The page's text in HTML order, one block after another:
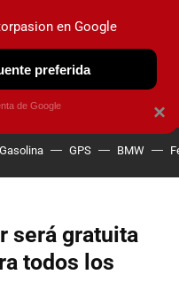
OBSERVATORIO
Gasolina GPS BMW
será gratuita
todos los
×
en Google
preferida
de Google